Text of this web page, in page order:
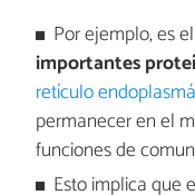
Por ejemplo, es
importantes
retículo
permanecer en el
funciones de
Esto implica que